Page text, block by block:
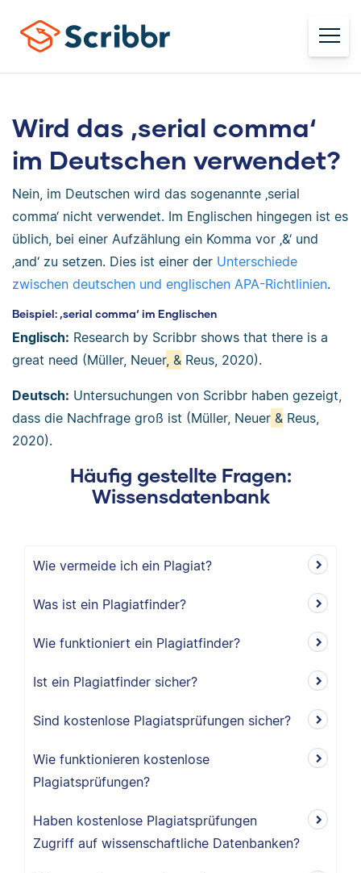
Wird das ‚serial comma‘
im Deutschen verwendet?
Nein, im Deutschen wird das sogenannte ‚serial
comma‘ nicht verwendet. Im Englischen hingegen ist es
üblich, bei einer Aufzählung ein Komma vor ‚&‘ und
‚and‘ zu setzen. Dies ist einer der Unterschiede
zwischen deutschen und englischen APA-Richtlinien.
Beispiel: ‚serial comma‘ im Englischen
Englisch: Research by Scribbr shows that there is a
great need (Müller, Neuer, & Reus, 2020).
Deutsch: Untersuchungen von Scribbr haben gezeigt,
dass die Nachfrage groß ist (Müller, Neuer & Reus,
2020).
Häufig gestellte Fragen:
Wissensdatenbank
Wie vermeide ich ein Plagiat?
Was ist ein Plagiatfinder?
Wie funktioniert ein Plagiatfinder?
Ist ein Plagiatfinder sicher?
Sind kostenlose Plagiatsprüfungen sicher?
Wie funktionieren kostenlose
Plagiatsprüfungen?
Haben kostenlose Plagiatsprüfungen
Zugriff auf wissenschaftliche Datenbanken?